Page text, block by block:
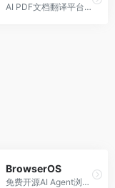
AI PDF文档翻译平台，专注于文档本地化。面向商务人士，提供PDF翻译、格式保留、批量处理等服务，文档翻译专业。
BrowserOS
免费开源AI Agent浏览器，专注于浏览器自动化。面向开发者，提供浏览器控制、任务自动化、API接口等服务，开源免费。